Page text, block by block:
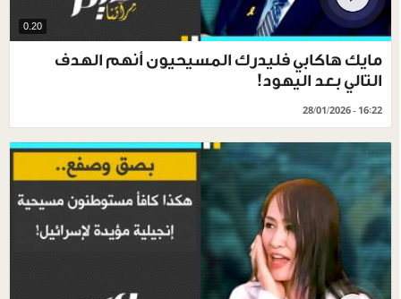
0.20
مايك هاكابي فليدرك المسيحيون أنهم الهدف
التالي بعد اليهود!
28/01/2026 - 16:22